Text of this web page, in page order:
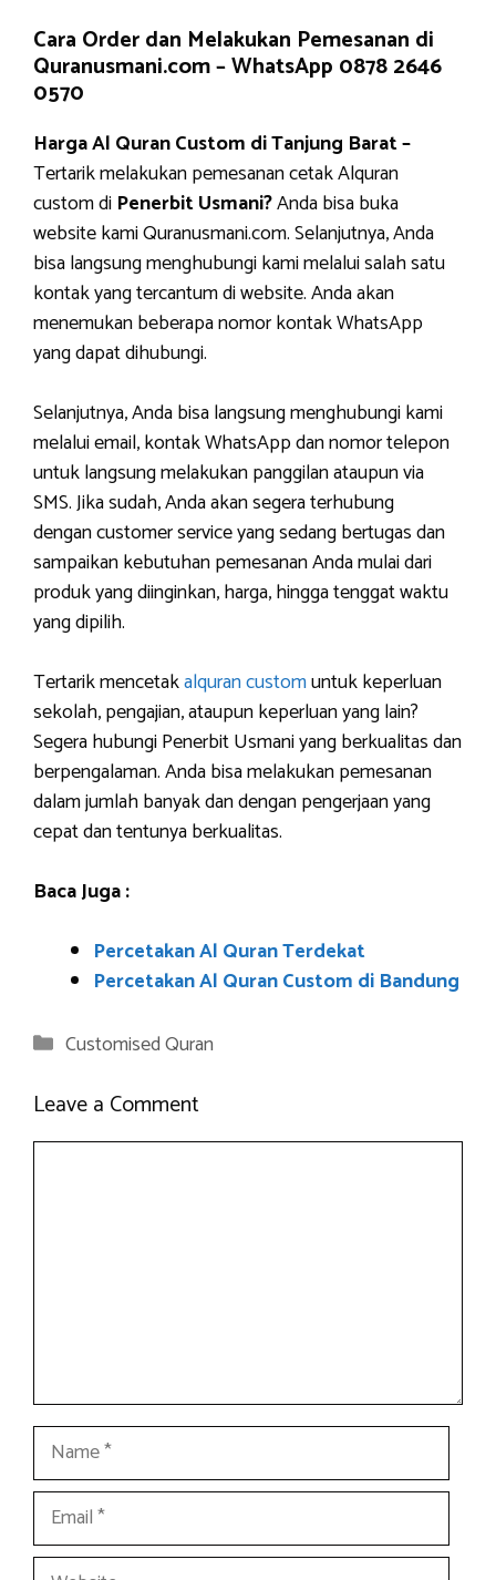
Cara Order dan Melakukan Pemesanan di
Quranusmani.com –WhatsApp 0878 2646
0570
Harga Al Quran Custom di Tanjung Barat –
Tertarik melakukan pemesanan cetak Alquran
custom di Penerbit Usmani?Anda bisa buka
website kami Quranusmani.com. Selanjutnya, Anda
bisa langsung menghubungi kami melalui salah satu
kontak yang tercantum di website. Anda akan
menemukan beberapa nomor kontak WhatsApp
yang dapat dihubungi.
Selanjutnya, Anda bisa langsung menghubungi kami
melalui email, kontak WhatsApp dan nomor telepon
untuk langsung melakukan panggilan ataupun via
SMS. Jika sudah, Anda akan segera terhubung
dengan customer service yang sedang bertugas dan
sampaikan kebutuhan pemesanan Anda mulai dari
produk yang diinginkan, harga, hingga tenggat waktu
yang dipilih.
Tertarik mencetakalquran customuntuk keperluan
sekolah, pengajian, ataupun keperluan yang lain?
Segera hubungi Penerbit Usmani yang berkualitas dan
berpengalaman. Anda bisa melakukan pemesanan
dalam jumlah banyak dan dengan pengerjaan yang
cepat dan tentunya berkualitas.
Baca Juga :
Percetakan Al Quran Terdekat
Percetakan Al Quran Custom di Bandung
Categories
Customised Quran
Leave a Comment
Name
Email
Website